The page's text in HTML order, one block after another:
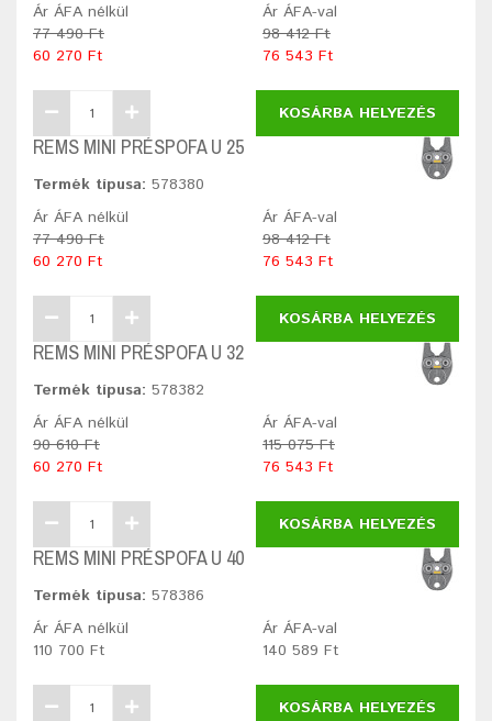
Ár ÁFA nélkül
77 490 Ft
60 270 Ft
Ár ÁFA-val
98 412 Ft
76 543 Ft
KOSÁRBA HELYEZÉS
REMS MINI PRÉSPOFA U 25
Termék típusa: 578380
Ár ÁFA nélkül
77 490 Ft
60 270 Ft
Ár ÁFA-val
98 412 Ft
76 543 Ft
KOSÁRBA HELYEZÉS
REMS MINI PRÉSPOFA U 32
Termék típusa: 578382
Ár ÁFA nélkül
90 610 Ft
60 270 Ft
Ár ÁFA-val
115 075 Ft
76 543 Ft
KOSÁRBA HELYEZÉS
REMS MINI PRÉSPOFA U 40
Termék típusa: 578386
Ár ÁFA nélkül
110 700 Ft
Ár ÁFA-val
140 589 Ft
KOSÁRBA HELYEZÉS